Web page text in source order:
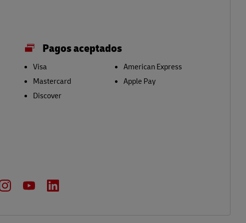
Pagos aceptados
Visa
Mastercard
Discover
American Express
Apple Pay